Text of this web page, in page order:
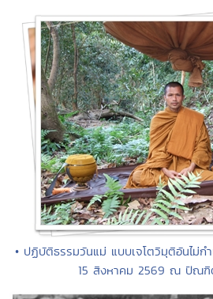
• ปฏิบัติธรรมวันแม่ แบบเจโตวิมุติอันไม่
15 สิงหาคม 2569 ณ ปัณฑิ